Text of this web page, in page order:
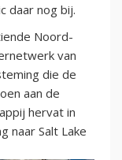
daar nog bij.
Noord-
van
die de
aan de
hervat in
naar Salt Lake